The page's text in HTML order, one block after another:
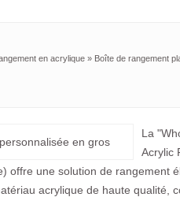
en acrylique » Boîte de rangement
La
Acrylic
offre une solution de rangement
acrylique de haute qualité,